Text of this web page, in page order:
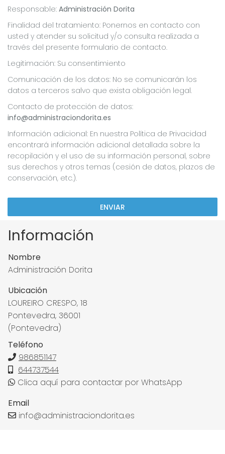
Responsable: Administración Dorita
Finalidad del tratamiento: Ponernos en contacto con
usted y atender su solicitud y/o consulta realizada a
través del presente formulario de contacto.
Legitimación: Su consentimiento
Comunicación de los datos: No se comunicarán los
datos a terceros salvo que exista obligación legal.
Contacto de protección de datos:
info@administraciondorita.es
Información adicional: En nuestra Política de Privacidad
encontrará información adicional detallada sobre la
recopilación y el uso de su información personal, sobre
sus derechos y otros temas (cesión de datos, plazos de
conservación, etc.).
ENVIAR
Información
Nombre
Administración Dorita
Ubicación
LOUREIRO CRESPO, 18
Pontevedra, 36001
(Pontevedra)
Teléfono
986851147
644737544
Clica aquí para contactar por WhatsApp
Email
info@administraciondorita.es